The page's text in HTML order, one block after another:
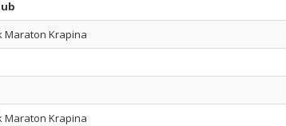
Maraton Krapina
Maraton Krapina